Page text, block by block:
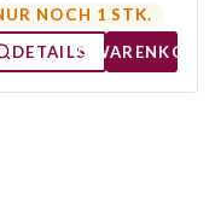
NOCH 1 STK.
DETAILS
WARENKORB